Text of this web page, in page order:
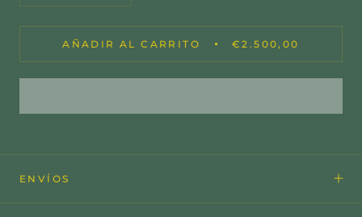
AÑADIR AL CARRITO €2.500,00
ENVÍOS